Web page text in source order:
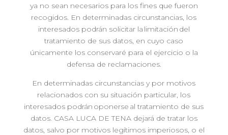
ya no sean necesarios para los fines que fueron
recogidos. En determinadas circunstancias, los
interesados podrán solicitar la limitación del
tratamiento de sus datos, en cuyo caso
únicamente los conservaré para el ejercicio o la
defensa de reclamaciones.
En determinadas circunstancias y por motivos
relacionados con su situación particular, los
interesados podrán oponerse al tratamiento de sus
datos. CASA LUCA DE TENA dejará de tratar los
datos, salvo por motivos legítimos imperiosos, o el